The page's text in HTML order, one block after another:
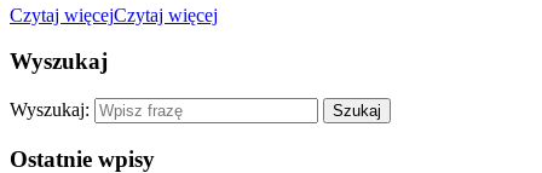
Czytaj więcejCzytaj więcej
Wyszukaj
Wyszukaj:
Ostatnie wpisy